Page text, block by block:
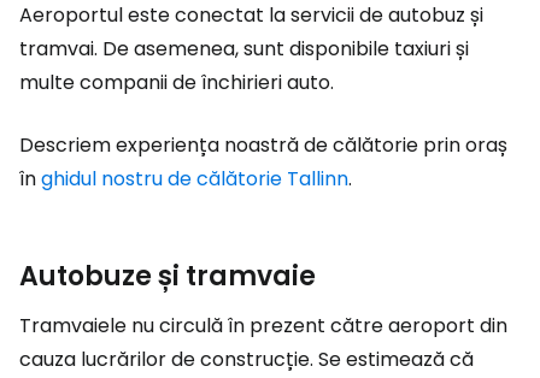
Aeroportul este conectat la servicii de autobuz și
tramvai. De asemenea, sunt disponibile taxiuri și
multe companii de închirieri auto.
Descriem experiența noastră de călătorie prin oraș
înghidul nostru de călătorie Tallinn.
Autobuze și tramvaie
Tramvaiele nu circulă în prezent către aeroport din
cauza lucrărilor de construcție. Se estimează că